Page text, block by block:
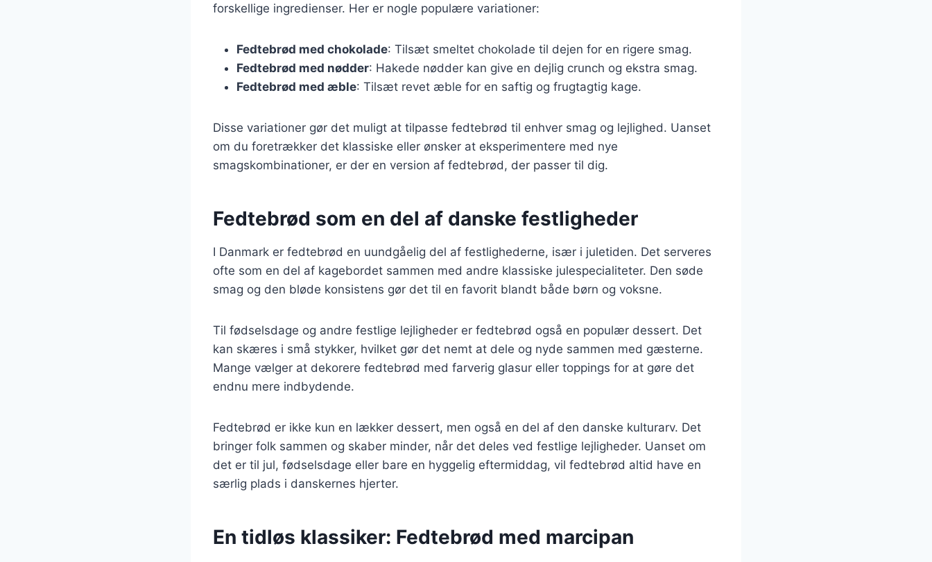
forskellige ingredienser. Her er nogle populære variationer:
Fedtebrød med chokolade: Tilsæt smeltet chokolade til dejen for en rigere smag.
Fedtebrød med nødder: Hakede nødder kan give en dejlig crunch og ekstra smag.
Fedtebrød med æble: Tilsæt revet æble for en saftig og frugtagtig kage.
Disse variationer gør det muligt at tilpasse fedtebrød til enhver smag og lejlighed. Uanset
om du foretrækker det klassiske eller ønsker at eksperimentere med nye
smagskombinationer, er der en version af fedtebrød, der passer til dig.
Fedtebrød som en del af danske festligheder
I Danmark er fedtebrød en uundgåelig del af festlighederne, især i juletiden. Det serveres
ofte som en del af kagebordet sammen med andre klassiske julespecialiteter. Den søde
smag og den bløde konsistens gør det til en favorit blandt både børn og voksne.
Til fødselsdage og andre festlige lejligheder er fedtebrød også en populær dessert. Det
kan skæres i små stykker, hvilket gør det nemt at dele og nyde sammen med gæsterne.
Mange vælger at dekorere fedtebrød med farverig glasur eller toppings for at gøre det
endnu mere indbydende.
Fedtebrød er ikke kun en lækker dessert, men også en del af den danske kulturarv. Det
bringer folk sammen og skaber minder, når det deles ved festlige lejligheder. Uanset om
det er til jul, fødselsdage eller bare en hyggelig eftermiddag, vil fedtebrød altid have en
særlig plads i danskernes hjerter.
En tidløs klassiker: Fedtebrød med marcipan